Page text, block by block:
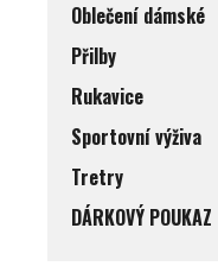
Oblečení dámské
Přilby
Rukavice
Sportovní výživa
Tretry
DÁRKOVÝ POUKAZ